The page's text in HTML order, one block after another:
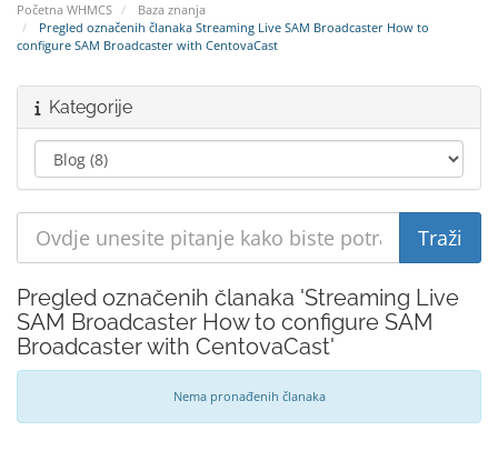
Početna WHMCS
Baza znanja
Pregled označenih članaka Streaming Live SAM Broadcaster How to
configure SAM Broadcaster with CentovaCast
Kategorije
Pregled označenih članaka 'Streaming Live
SAM Broadcaster How to configure SAM
Broadcaster with CentovaCast'
Nema pronađenih članaka